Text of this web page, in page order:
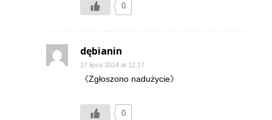
0
dębianin
17 lipca 2014 at 12:17
《Zgłoszono nadużycie》
0